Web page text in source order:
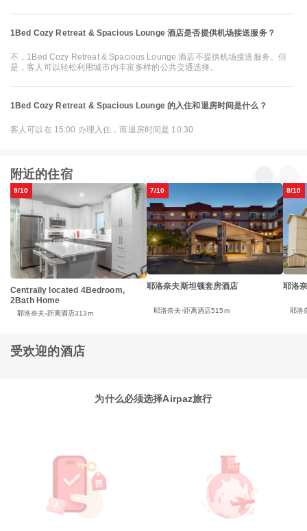
1Bed Cozy Retreat & Spacious Lounge 酒店是否提供机场接送服务？
不，1Bed Cozy Retreat & Spacious Lounge 酒店不提供机场接送服务。但
是，客人可以轻松利用城市内丰富多样的公共交通选择。
1Bed Cozy Retreat & Spacious Lounge 的入住和退房时间是什么？
客人可以在 15:00 办理入住，而退房时间是 10:30
附近的住宿
9/10
Centrally located 4Bedroom,
2Bath Home
耶洛奈夫 距离酒店313m
7/10
耶洛奈夫斯坦顿套房酒店
耶洛奈夫 距离酒店515m
8/10
耶洛
耶洛
受欢迎的酒店
为什么必须选择Airpaz旅行